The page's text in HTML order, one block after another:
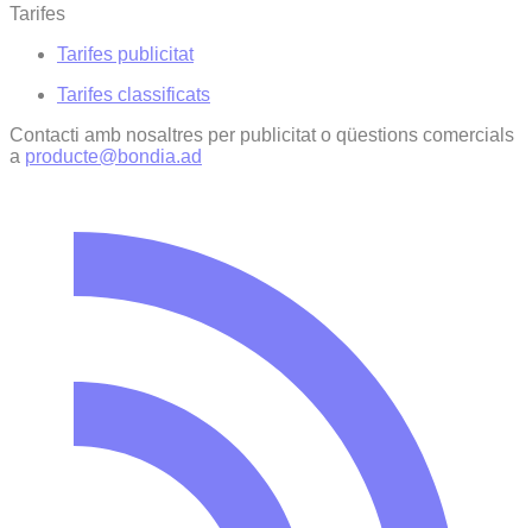
Tarifes
Tarifes publicitat
Tarifes classificats
Contacti amb nosaltres per publicitat o qüestions comercials
a producte@bondia.ad